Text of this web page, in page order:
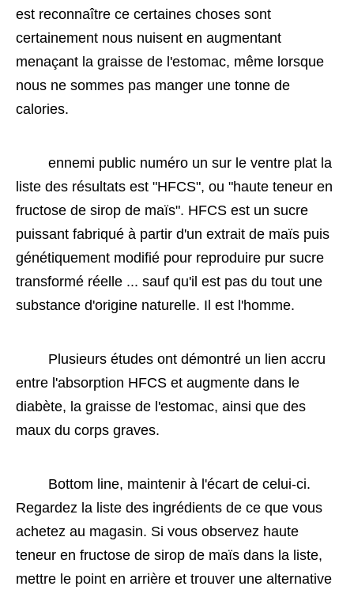
est reconnaître ce certaines choses sont
certainement nous nuisent en augmentant
menaçant la graisse de l'estomac, même lorsque
nous ne sommes pas manger une tonne de
calories.
liste des résultats est "HFCS", ou "haute teneur en
fructose de sirop de maïs". HFCS est un sucre
puissant fabriqué à partir d'un extrait de maïs puis
génétiquement modifié pour reproduire pur sucre
transformé réelle ... sauf qu'il est pas du tout une
substance d'origine naturelle. Il est l'homme.
entre l'absorption HFCS et augmente dans le
diabète, la graisse de l'estomac, ainsi que des
maux du corps graves.
Regardez la liste des ingrédients de ce que vous
achetez au magasin. Si vous observez haute
teneur en fructose de sirop de maïs dans la liste,
mettre le point en arrière et trouver une alternative